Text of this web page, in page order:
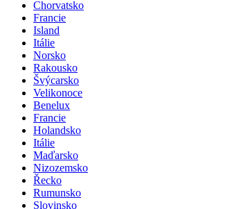
Chorvatsko
Francie
Island
Itálie
Norsko
Rakousko
Švýcarsko
Velikonoce
Benelux
Francie
Holandsko
Itálie
Maďarsko
Nizozemsko
Řecko
Rumunsko
Slovinsko